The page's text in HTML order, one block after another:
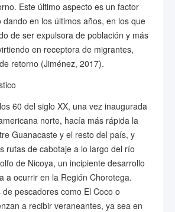
Este último aspecto es un factor
en los últimos años, en los que
de ser expulsora de población y más
en receptora de migrantes,
retorno (Jiménez, 2017).
60 del siglo XX, una vez inaugurada
norte, hacía más rápida la
Guanacaste y el resto del país, y
rutas de cabotaje a lo largo del río
de Nicoya, un incipiente desarrollo
a ocurrir en la Región Chorotega.
pescadores como El Coco o
a recibir veraneantes, ya sea en